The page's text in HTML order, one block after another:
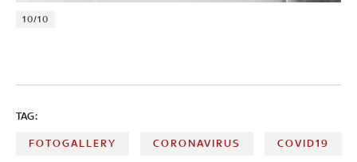
10/10
TAG:
FOTOGALLERY CORONAVIRUS COVID19